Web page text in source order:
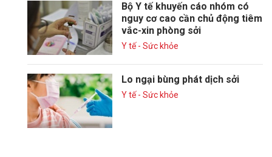
Bộ Y tế khuyến cáo nhóm có
nguy cơ cao cần chủ động tiêm
vắc-xin phòng sởi
Y tế - Sức khỏe
Lo ngại bùng phát dịch sởi
Y tế - Sức khỏe